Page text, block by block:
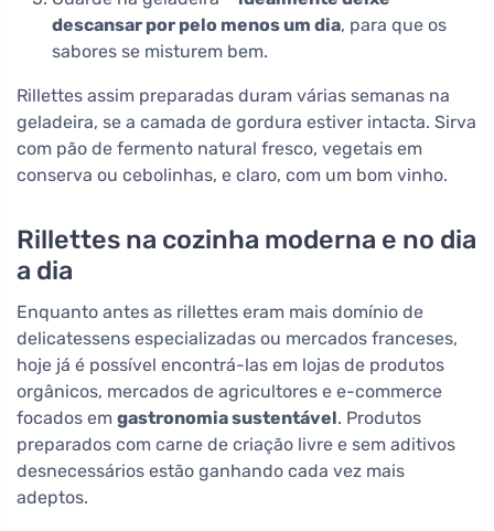
descansar por pelo menos um dia, para que os
sabores se misturem bem.
Rillettes assim preparadas duram várias semanas na
geladeira, se a camada de gordura estiver intacta. Sirva
com pão de fermento natural fresco, vegetais em
conserva ou cebolinhas, e claro, com um bom vinho.
Rillettes na cozinha moderna e no dia
a dia
Enquanto antes as rillettes eram mais domínio de
delicatessens especializadas ou mercados franceses,
hoje já é possível encontrá-las em lojas de produtos
orgânicos, mercados de agricultores e e-commerce
focados em gastronomia sustentável. Produtos
preparados com carne de criação livre e sem aditivos
desnecessários estão ganhando cada vez mais
adeptos.